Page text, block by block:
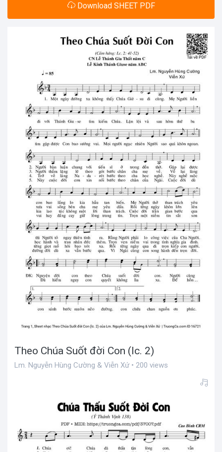
Download SHEET PDF
Theo Chúa Suốt đời Con (lc. 2)
Lm. Nguyễn Hùng Cường & Viễn Xứ • 200 views